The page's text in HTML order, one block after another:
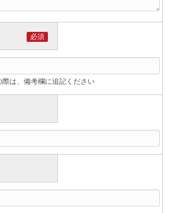
必須
は、備考欄に追記ください